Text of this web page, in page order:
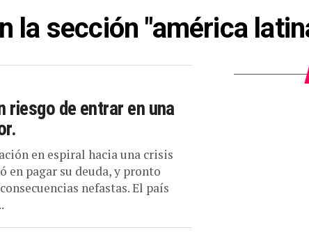
la sección "américa
riesgo de entrar en una
en espiral hacia una crisis
pagar su deuda, y pronto
nefastas. El país